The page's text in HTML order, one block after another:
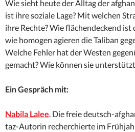
Wie sieht heute der Alltag der
ist ihre soziale Lage? Mit welchen
ihre Rechte? Wie flächendeckend
wie homogen agieren die Taliban
Welche Fehler hat der Westen
gemacht? Wie können sie
Ein Gespräch mit:
Nabila Lalee. Die freie deutsch-
taz-Autorin recherchierte im